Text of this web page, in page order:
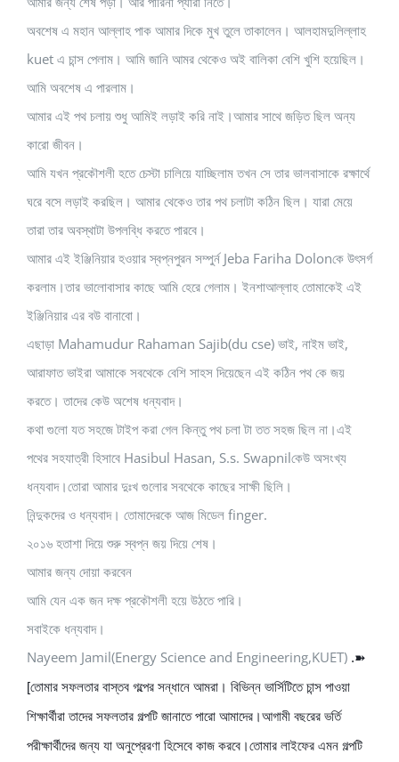
অবশেষ এ মহান আল্লাহ পাক আমার দিকে মুখ তুলে তাকালেন। আলহামদুলিল্লাহ
kuet এ চান্স পেলাম। আমি জানি আমর থেকেও অই বালিকা বেশি খুশি হয়েছিল।
আমি অবশেষ এ পারলাম।
আমার এই পথ চলায় শুধু আমিই লড়াই করি নাই।আমার সাথে জড়িত ছিল অন্য
কারো জীবন।
আমি যখন প্রকৌশলী হতে চেস্টা চালিয়ে যাচ্ছিলাম তখন সে তার ভালবাসাকে রক্ষার্থে
ঘরে বসে লড়াই করছিল। আমার থেকেও তার পথ চলাটা কঠিন ছিল। যারা মেয়ে
তারা তার অবস্থাটা উপলব্ধি করতে পারবে।
আমার এই ইঞ্জিনিয়ার হওয়ার স্বপ্নপুরন সম্পুর্ন Jeba Fariha Dolonকে উৎসর্গ
করলাম।তার ভালোবাসার কাছে আমি হেরে গেলাম। ইনশাআল্লাহ তোমাকেই এই
ইঞ্জিনিয়ার এর বউ বানাবো।
এছাড়া Mahamudur Rahaman Sajib(du cse) ভাই, নাইম ভাই,
আরাফাত ভাইরা আমাকে সবথেকে বেশি সাহস দিয়েছেন এই কঠিন পথ কে জয়
করতে। তাদের কেউ অশেষ ধন্যবাদ।
কথা গুলো যত সহজে টাইপ করা গেল কিন্তু পথ চলা টা তত সহজ ছিল না।এই
পথের সহযাত্রী হিসাবে Hasibul Hasan, S.s. Swapnilকেউ অসংখ্য
ধন্যবাদ।তোরা আমার দুঃখ গুলোর সবথেকে কাছের সাক্ষী ছিলি।
নিন্দুকদের ও ধন্যবাদ। তোমাদেরকে আজ মিডেল finger.
২০১৬ হতাশা দিয়ে শুরু স্বপ্ন জয় দিয়ে শেষ।
আমার জন্য দোয়া করবেন
আমি যেন এক জন দক্ষ প্রকৌশলী হয়ে উঠতে পারি।
সবাইকে ধন্যবাদ।
Nayeem Jamil(Energy Science and Engineering,KUET) .➽
[তোমার সফলতার বাস্তব গল্পের সন্ধানে আমরা। বিভিন্ন ভার্সিটিতে চান্স পাওয়া
শিক্ষার্থীরা তাদের সফলতার গল্পটি জানাতে পারো আমাদের।আগামী বছরের ভর্তি
পরীক্ষার্থীদের জন্য যা অনুপ্রেরণা হিসেবে কাজ করবে।তোমার লাইফের এমন গল্পটি